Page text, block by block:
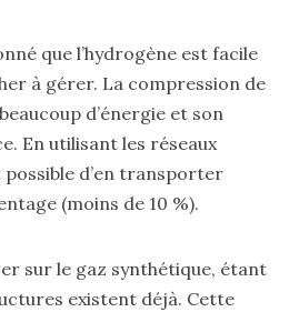
que l’hydrogène est facile
à gérer. La compression de
d’énergie et son
En utilisant les réseaux
possible d’en transporter
(moins de 10 %).
sur le gaz synthétique, étant
existent déjà. Cette